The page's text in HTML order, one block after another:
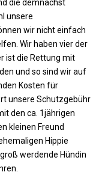
die demnächst
unsere
wir nicht einfach
Wir haben vier der
ist die Rettung mit
und so sind wir auf
Kosten für
unsere Schutzgebühr
den ca. 1jährigen
kleinen Freund
Hippie
werdende Hündin